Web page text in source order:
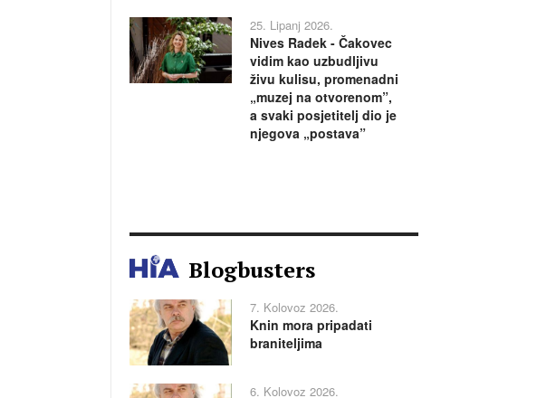
25. Lipanj 2026.
Nives Radek - Čakovec
vidim kao uzbudljivu
živu kulisu, promenadni
„muzej na otvorenom”,
a svaki posjetitelj dio je
njegova „postava”
Blogbusters
7. Kolovoz 2026.
Knin mora pripadati
braniteljima
6. Kolovoz 2026.